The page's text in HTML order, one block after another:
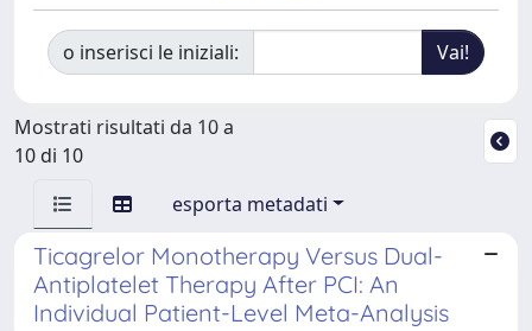
o inserisci le iniziali:
Mostrati risultati da 10 a
10 di 10
esporta metadati
Ticagrelor Monotherapy Versus Dual-
Antiplatelet Therapy After PCI: An
Individual Patient-Level Meta-Analysis